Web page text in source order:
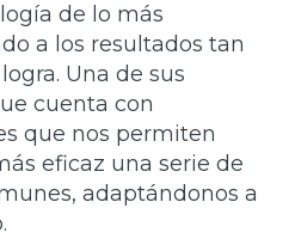
de lo más
a los resultados tan
Una de sus
cuenta con
que nos permiten
eficaz una serie de
adaptándonos a